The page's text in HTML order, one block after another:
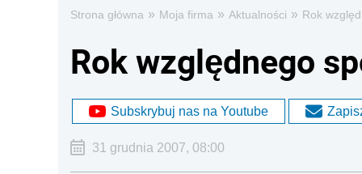
Strona główna » Moja firma » Aktualności » Rok
Rok względnego
Subskrybuj nas na Youtube
31 grudnia 2007, 08:00